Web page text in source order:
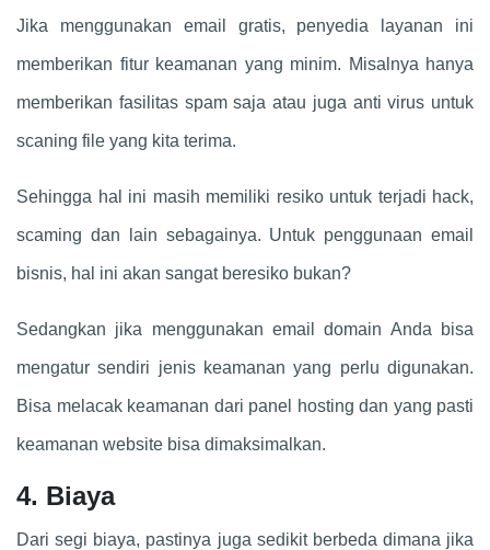
Jika menggunakan email gratis, penyedia layanan ini
memberikan fitur keamanan yang minim. Misalnya hanya
memberikan fasilitas spam saja atau juga anti virus untuk
scaning file yang kita terima.
Sehingga hal ini masih memiliki resiko untuk terjadi hack,
scaming dan lain sebagainya. Untuk penggunaan email
bisnis, hal ini akan sangat beresiko bukan?
Sedangkan jika menggunakan email domain Anda bisa
mengatur sendiri jenis keamanan yang perlu digunakan.
Bisa melacak keamanan dari panel hosting dan yang pasti
keamanan website bisa dimaksimalkan.
4. Biaya
Dari segi biaya, pastinya juga sedikit berbeda dimana jika